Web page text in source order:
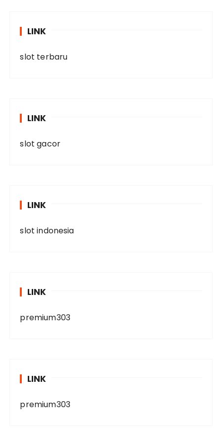
LINK
slot terbaru
LINK
slot gacor
LINK
slot indonesia
LINK
premium303
LINK
premium303